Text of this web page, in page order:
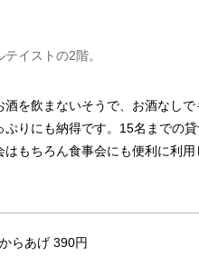
イストの2階。
酒を飲まないそうで、お酒なしで
ぷりにも納得です。15名までの
はもちろん食事会にも便利に利用
らあげ 390円